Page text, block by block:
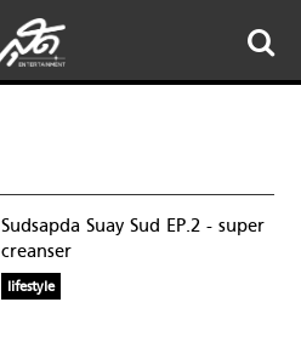
Sudsapda Suay Sud EP.2 - super
creanser
lifestyle